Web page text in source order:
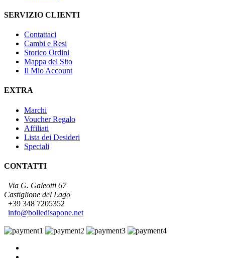
SERVIZIO CLIENTI
Contattaci
Cambi e Resi
Storico Ordini
Mappa del Sito
Il Mio Account
EXTRA
Marchi
Voucher Regalo
Affiliati
Lista dei Desideri
Speciali
CONTATTI
Via G. Galeotti 67
Castiglione del Lago
+39 348 7205352
info@bolledisapone.net